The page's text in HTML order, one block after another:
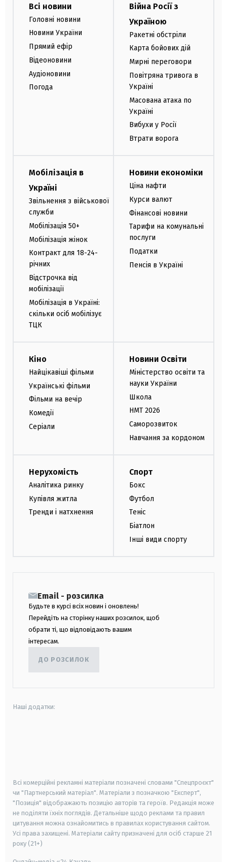
Всі новини
Головні новини
Новини України
Прямий ефір
Відеоновини
Аудіоновини
Погода
Війна Росії з
Україною
Ракетні обстріли
Карта бойових дій
Мирні переговори
Повітряна тривога в
Україні
Масована атака по
Україні
Вибухи у Росії
Втрати ворога
Мобілізація в
Україні
Звільнення з військової
служби
Мобілізація 50+
Мобілізація жінок
Контракт для 18-24-
річних
Відстрочка від
мобілізації
Мобілізація в Україні:
скільки осіб мобілізує
ТЦК
Новини економіки
Ціна нафти
Курси валют
Фінансові новини
Тарифи на комунальні
послуги
Податки
Пенсія в Україні
Кіно
Найцікавіші фільми
Українські фільми
Фільми на вечір
Комедії
Серіали
Новини Освіти
Міністерство освіти та
науки України
Школа
НМТ 2026
Саморозвиток
Навчання за кордоном
Нерухомість
Аналітика ринку
Купівля житла
Тренди і натхнення
Спорт
Бокс
Футбол
Теніс
Біатлон
Інші види спорту
Email - розсилка
Будьте в курсі всіх новин і оновлень!
Перейдіть на сторінку наших розсилок, щоб
обрати ті, що відповідають вашим
інтересам.
ДО РОЗСИЛОК
Наші додатки:
Всі комерційні рекламні матеріали позначені словами "Спецпроєкт"
чи "Партнерський матеріал". Матеріали з позначкою "Експерт",
"Позиція" відображають позицію авторів та героїв. Редакція може
не поділяти їхніх поглядів. Детальніше щодо реклами та правил
цитування можна ознайомитись в правилах користування сайтом.
Усі права захищені. Матеріали сайту призначені для осіб старше 21
року (21+)